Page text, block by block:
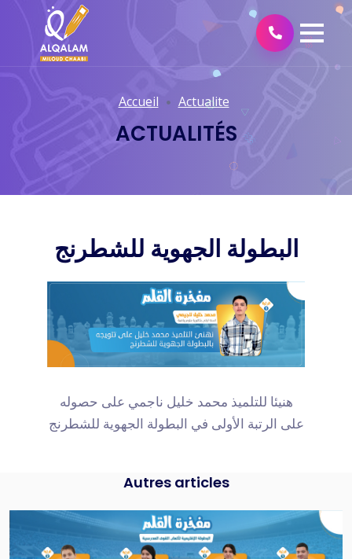
Accueil Actualite
ACTUALITÉS
البطولة الجهوية للشطرنج
هنيئا للتلميذ محمد خليل ناجمي على حصوله
على الرتبة الأولى في البطولة الجهوية للشطرنج
Autres articles